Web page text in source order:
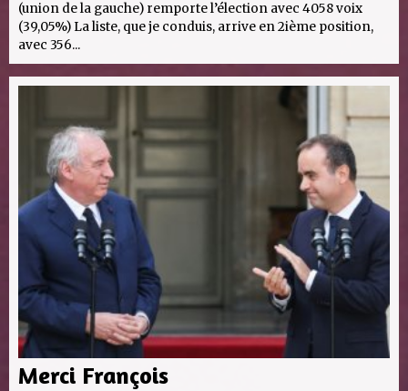
(union de la gauche) remporte l’élection avec 4058 voix
(39,05%) La liste, que je conduis, arrive en 2ième position,
avec 356...
Merci François